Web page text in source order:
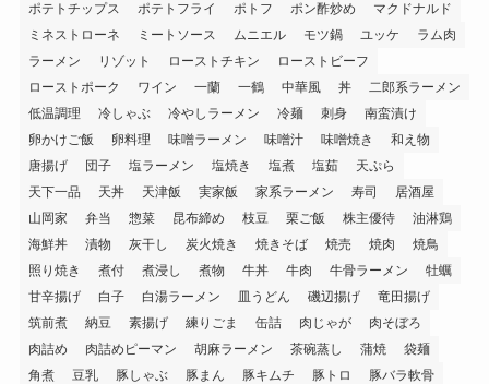
ポテトチップス
ポテトフライ ポトフ ポン酢炒め
マクドナルド
ミネストローネ
ミートソース ムニエル モツ鍋 ユッケ
ラム肉
ラーメン
リゾット ローストチキン
ローストビーフ
ローストポーク
ワイン 一蘭 一鶴 中華風 丼
二郎系ラーメン
低温調理
冷しゃぶ 冷やしラーメン 冷麺 刺身
南蛮漬け
卵かけご飯
卵料理 味噌ラーメン 味噌汁 味噌焼き
和え物
唐揚げ
団子 塩ラーメン 塩焼き 塩煮 塩茹
天ぷら
天下一品
天丼 天津飯 実家飯 家系ラーメン 寿司
居酒屋
山岡家
弁当 惣菜 昆布締め 枝豆 栗ご飯 株主優待
油淋鶏
海鮮丼
漬物 灰干し 炭火焼き 焼きそば 焼売 焼肉
焼鳥
照り焼き
煮付 煮浸し 煮物 牛丼 牛肉 牛骨ラーメン
牡蠣
甘辛揚げ
白子 白湯ラーメン 皿うどん 磯辺揚げ
竜田揚げ
筑前煮
納豆 素揚げ 練りごま 缶詰 肉じゃが
肉そぼろ
肉詰め
肉詰めピーマン 胡麻ラーメン 茶碗蒸し 蒲焼
袋麺
角煮
豆乳 豚しゃぶ 豚まん 豚キムチ 豚トロ
豚バラ軟骨